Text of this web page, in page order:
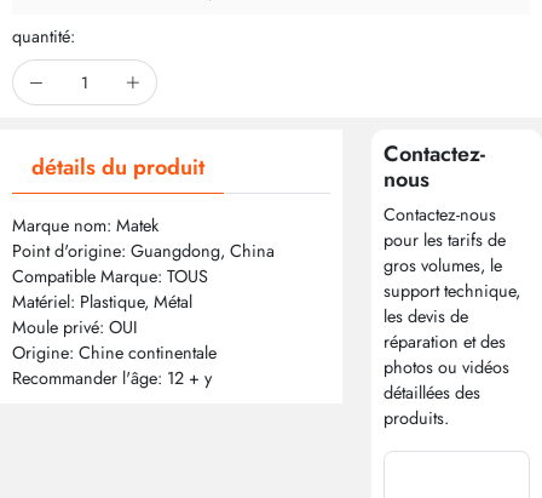
quantité:
détails du produit
Marque nom: Matek
Point d'origine: Guangdong, China
Compatible Marque: TOUS
Matériel: Plastique, Métal
Moule privé: OUI
Origine: Chine continentale
Recommander l'âge: 12 + y
Contactez-
nous
Contactez-nous
pour les tarifs de
gros volumes, le
support technique,
les devis de
réparation et des
photos ou vidéos
détaillées des
produits.